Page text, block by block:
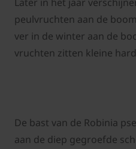
peulvruchten aan de
ver in de winter aan de
vruchten zitten kleine
De bast van de Robinia
aan de diep gegroefde